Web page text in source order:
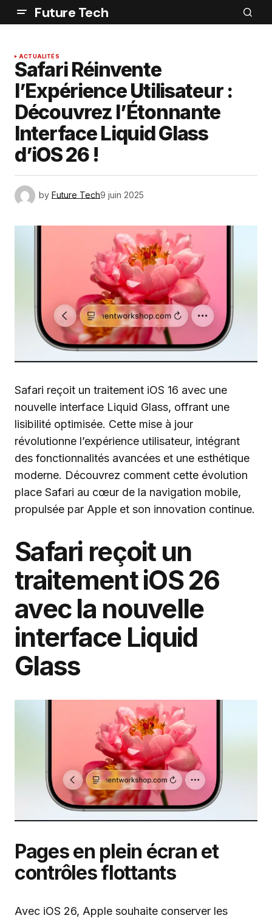
Future Tech
ACTUALITÉS
Safari Réinvente
l’Expérience Utilisateur :
Découvrez l’Étonnante
Interface Liquid Glass
d’iOS 26 !
by Future Tech9 juin 2025
Safari reçoit un traitement iOS 16 avec une
nouvelle interface Liquid Glass, offrant une
lisibilité optimisée. Cette mise à jour
révolutionne l’expérience utilisateur, intégrant
des fonctionnalités avancées et une esthétique
moderne. Découvrez comment cette évolution
place Safari au cœur de la navigation mobile,
propulsée par Apple et son innovation continue.
Safari reçoit un
traitement iOS 26
avec la nouvelle
interface Liquid
Glass
Pages en plein écran et
contrôles flottants
Avec iOS 26, Apple souhaite conserver les